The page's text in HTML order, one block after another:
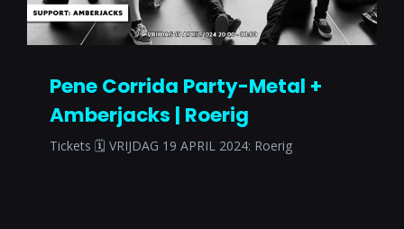
Pene Corrida Party-Metal +
Amberjacks | Roerig
Tickets 🗓 VRIJDAG 19 APRIL 2024: Roerig